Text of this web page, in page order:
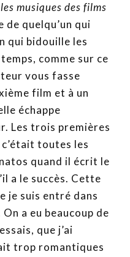
musiques des films
de quelqu’un qui
qui bidouille les
comme sur ce
vous fasse
film et à un
échappe
Les trois premières
toutes les
quand il écrit le
a le succès. Cette
je suis entré dans
a eu beaucoup de
que j’ai
trop romantiques